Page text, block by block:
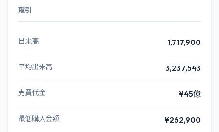
取引
出来高 1,717,900
平均出来高 3,237,543
売買代金 ¥45億
最低購入金額 ¥262,900